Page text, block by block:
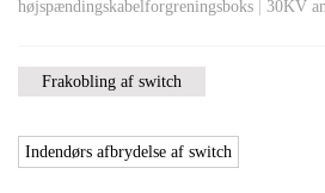
højspændingskabelforgreningsboks
30KV
Frakobling af switch
Indendørs afbrydelse af switch